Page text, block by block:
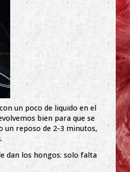
un poco de liquido en el
bien para que se
reposo de 2-3 minutos,
dan los hongos: solo falta